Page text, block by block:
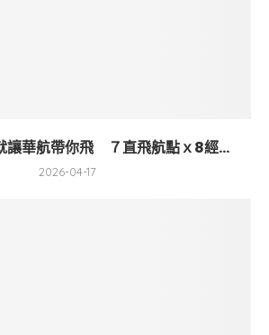
讓華航帶你飛 ７直飛航點ｘ8經...
2026-04-17